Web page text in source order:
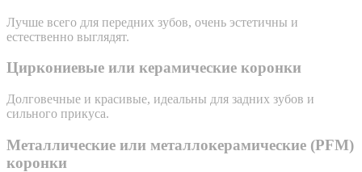
Лучше всего для передних зубов, очень эстетичны и
естественно выглядят.
Циркониевые или керамические коронки
Долговечные и красивые, идеальны для задних зубов и
сильного прикуса.
Металлические или металлокерамические (PFM)
коронки